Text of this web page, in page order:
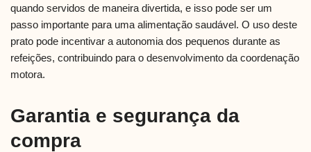
quando servidos de maneira divertida, e isso pode ser um
passo importante para uma alimentação saudável. O uso deste
prato pode incentivar a autonomia dos pequenos durante as
refeições, contribuindo para o desenvolvimento da coordenação
motora.
Garantia e segurança da
compra